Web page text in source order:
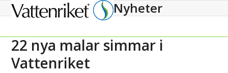
Open
menu
Close
menu
Nyheter
22 nya malar simmar i
Vattenriket